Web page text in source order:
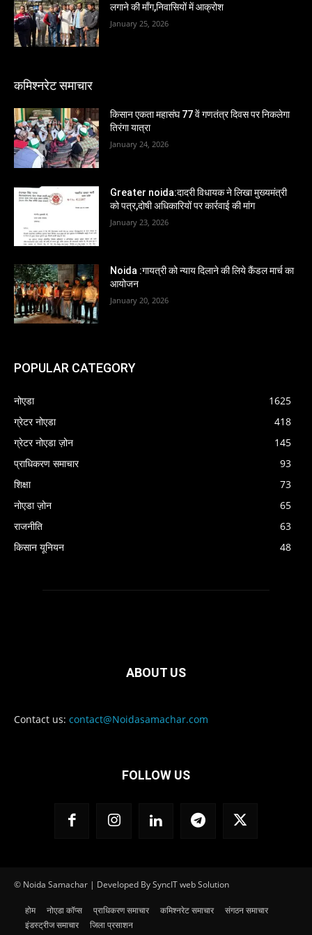
लगाने की माँग,निवासियों में आक्रोश
January 25, 2026
कमिश्नरेट समाचार
किसान एकता महासंघ 77 वें गणतंत्र दिवस पर निकलेगा
तिरंगा यात्रा
January 24, 2026
Greater noida:दादरी विधायक ने लिखा मुख्यमंत्री
को पत्र,दोषी अधिकारियों पर कार्रवाई की मांग
January 23, 2026
Noida :गायत्री को न्याय दिलाने की लिये कैंडल मार्च का
आयोजन
January 20, 2026
POPULAR CATEGORY
नोएडा
1625
ग्रेटर नोएडा
418
ग्रेटर नोएडा ज़ोन
145
प्राधिकरण समाचार
93
शिक्षा
73
नोएडा ज़ोन
65
राजनीति
63
किसान यूनियन
48
ABOUT US
Contact us: contact@Noidasamachar.com
FOLLOW US
© Noida Samachar | Developed By SyncIT web Solution
होम नोएडा कॉप्स प्राधिकरण समाचार कमिश्नरेट समाचार
संगठन समाचार
इंडस्ट्रीज समाचार
जिला प्रसाशन